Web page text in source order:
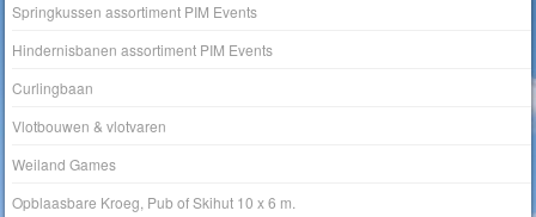
Springkussen assortiment PIM Events
Hindernisbanen assortiment PIM Events
Curlingbaan
Vlotbouwen & vlotvaren
Weiland Games
Opblaasbare Kroeg, Pub of Skihut 10 x 6 m.